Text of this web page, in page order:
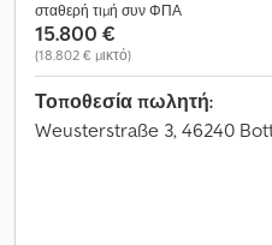
σταθερή τιμή συν ΦΠΑ
15.800 €
(18.802 € μικτό)
Τοποθεσία πωλητή:
Weusterstraße 3, 46240